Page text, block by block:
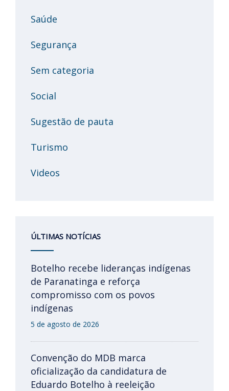
Saúde
Segurança
Sem categoria
Social
Sugestão de pauta
Turismo
Videos
ÚLTIMAS NOTÍCIAS
Botelho recebe lideranças indígenas
de Paranatinga e reforça
compromisso com os povos
indígenas
5 de agosto de 2026
Convenção do MDB marca
oficialização da candidatura de
Eduardo Botelho à reeleição